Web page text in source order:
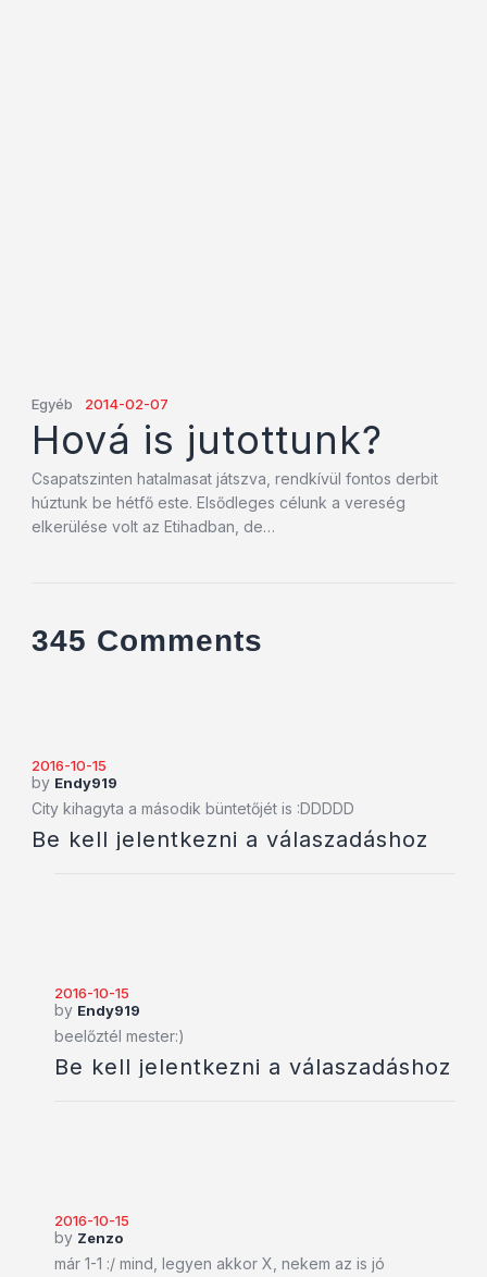
Egyéb 2014-02-07
Hová is jutottunk?
Csapatszinten hatalmasat játszva, rendkívül fontos derbit
húztunk be hétfő este. Elsődleges célunk a vereség
elkerülése volt az Etihadban, de…
345 Comments
2016-10-15
by Endy919
City kihagyta a második büntetőjét is :DDDDD
Be kell jelentkezni a válaszadáshoz
2016-10-15
by Endy919
beelőztél mester:)
Be kell jelentkezni a válaszadáshoz
2016-10-15
by Zenzo
már 1-1 :/ mind, legyen akkor X, nekem az is jó